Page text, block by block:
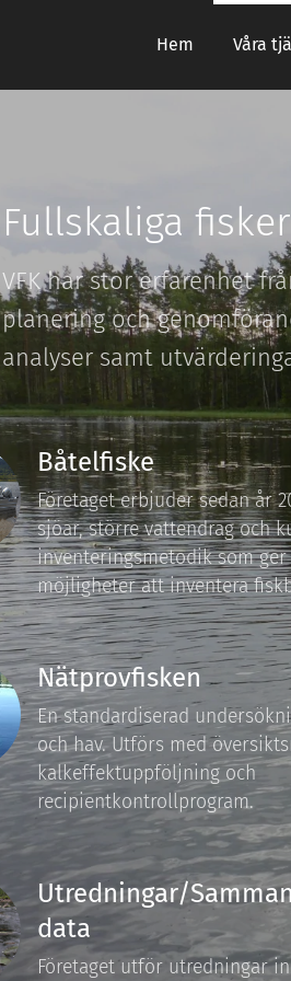
Hem Våra
Fullskaliga
VFK har stor erfarenhet
planering och
analyser samt
Båtelfiske
Företaget erbjuder sedan år
sjöar, större vattendrag och
inventeringsmetodik som
möjligheter att inventera
Nätprovfisken
En standardiserad
och hav. Utförs med
kalkeffektuppföljning och
recipientkontrollprogram.
Utredningar/
data
Företaget utför utredningar